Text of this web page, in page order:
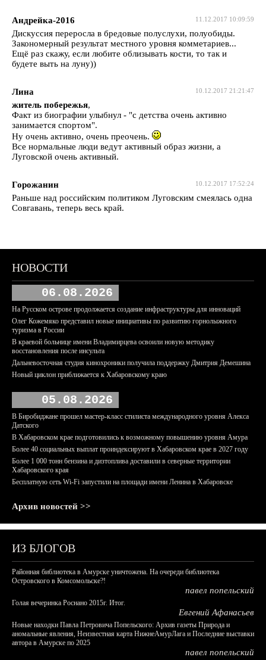
11.12.2017 10:09:59
Андрейка-2016
Дискуссия переросла в бредовые полуслухи, полуобиды.
Закономерный результат местного уровня комметариев...
Ещё раз скажу, если любите облизывать кости, то так и
будете выть на луну))
10.12.2017 21:21:47
Лина
житель побережья,
Факт из биографии улыбнул - "с детства очень активно
занимается спортом".
Ну очень активно, очень преочень.
Все нормальные люди ведут активный образ жизни, а
Луговской очень активный.
10.12.2017 17:52:24
Горожанин
Раньше над российским политиком Луговским смеялась одна
Совгавань, теперь весь край.
НОВОСТИ
06.08.2026
На Русском острове продолжается создание инфраструктуры для инноваций
Олег Кожемяко представил новые инициативы по развитию горнолыжного
туризма в России
В краевой больнице имени Владимирцева освоили новую методику
восстановления после инсульта
Дальневосточная студия кинохроники получила поддержку Дмитрия Демешина
Новый циклон приближается к Хабаровскому краю
05.08.2026
В Биробиджане прошел мастер-класс стилиста международного уровня Алекса
Датского
В Хабаровском крае подготовились к возможному повышению уровня Амура
Более 40 социальных выплат проиндексируют в Хабаровском крае в 2027 году
Более 1 000 тонн бензина и дизтоплива доставили в северные территории
Хабаровского края
Бесплатную сеть Wi-Fi запустили на площади имени Ленина в Хабаровске
Архив новостей >>
ИЗ БЛОГОВ
Районная библиотека в Амурске уничтожена. На очереди библиотека
Островского в Комсомольске?!
павел попельский
Голая вечеринка Роснано 2015г. Итог.
Евгений Афанасьев
Новые находки Павла Петровича Попельского: Архив газеты Природа и
аномальные явления, Неизвестная карта НижнеАмурЛага и Последние выставки
автора в Амурске по 2025
павел попельский